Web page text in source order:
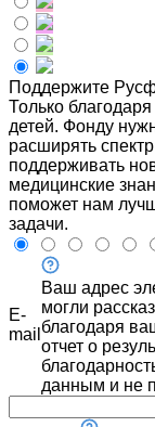
Поддержите
Только
детей. Фонду
расширять
поддерживать
медицинские
поможет нам
задачи.
E-
mail
Ваш адрес
могли
благодаря
отчет о
данным и не